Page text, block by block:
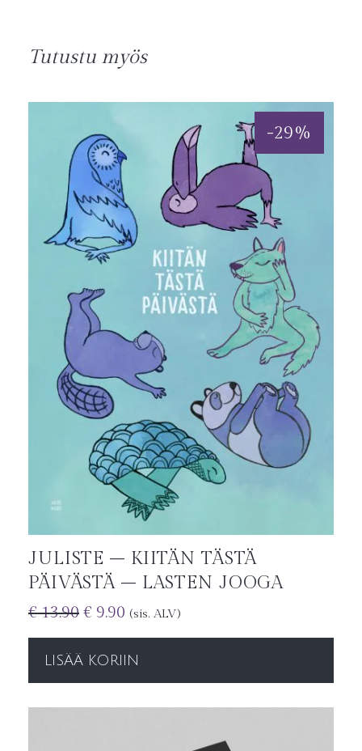
Tutustu myös
-29%
JULISTE – KIITÄN TÄSTÄ
PÄIVÄSTÄ – LASTEN JOOGA
€13.90 € 9.90 (sis. ALV)
LISÄÄ KORIIN